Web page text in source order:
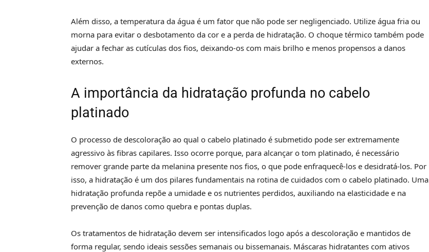
Além disso, a temperatura da água é um fator que não pode ser negligenciado. Utilize água fria ou
morna para evitar o desbotamento da cor e a perda de hidratação. O choque térmico também pode
ajudar a fechar as cutículas dos fios, deixando-os com mais brilho e menos propensos a danos
externos.
A importância da hidratação profunda no cabelo
platinado
O processo de descoloração ao qual o cabelo platinado é submetido pode ser extremamente
agressivo às fibras capilares. Isso ocorre porque, para alcançar o tom platinado, é necessário
remover grande parte da melanina presente nos fios, o que pode enfraquecê-los e desidratá-los. Por
isso, a hidratação é um dos pilares fundamentais na rotina de cuidados com o cabelo platinado. Uma
hidratação profunda repõe a umidade e os nutrientes perdidos, auxiliando na elasticidade e na
prevenção de danos como quebra e pontas duplas.
Os tratamentos de hidratação devem ser intensificados logo após a descoloração e mantidos de
forma regular, sendo ideais sessões semanais ou bissemanais. Máscaras hidratantes com ativos